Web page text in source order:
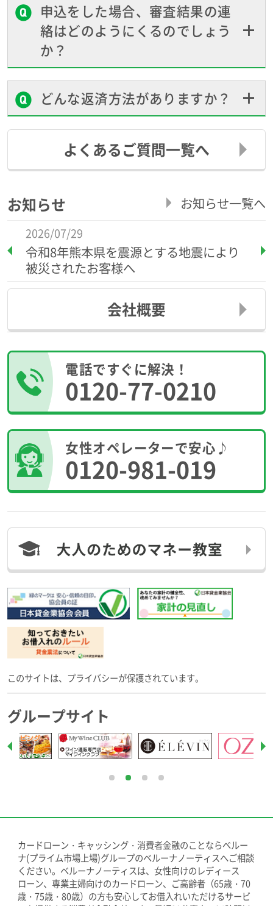
申込をした場合、審査結果の連
絡はどのようにくるのでしょう
か？
どんな返済方法がありますか？
よくあるご質問一覧へ
お知らせ お知らせ一覧へ
2026/07/29
令和8年熊本県を震源とする地震により
被災されたお客様へ
会社概要
電話ですぐに解決！
0120-77-0210
女性オペレーターで安心♪
0120-981-019
このサイトは、プライバシーが保護されています。
グループサイト
カードローン・キャッシング・消費者金融のことならベルー
ナ(プライム市場上場)グループのベルーナノーティスへご相談
ください。ベルーナノーティスは、女性向けのレディース
ローン、専業主婦向けのカードローン、ご高齢者（65歳・70
歳・75歳・80歳）の方も安心してお借入れいただけるサービ